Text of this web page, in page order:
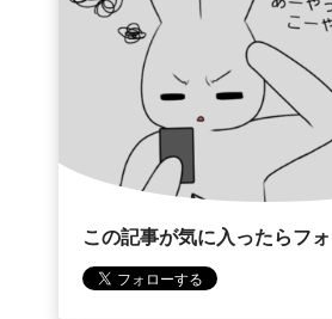
この記事が気に入ったらフ